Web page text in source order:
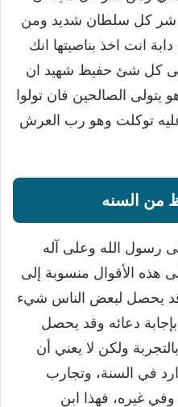
شر كل سلطان شديد ومن
انت اخذ بناصيتها انك
كل شئ حفيظ شهيد ان
يتولى الصالحين فان تولوا
عليه توكلت وهو رب العرش
من السنه
رسول الله وعلى آله
هذه الأقوال منسوبة إلى
يحصل لبعض الناس شيء
دعائه وقد يحصل
ولكن لا يعني أن
في السنة، وتجارب
غيره، فهذا ابن